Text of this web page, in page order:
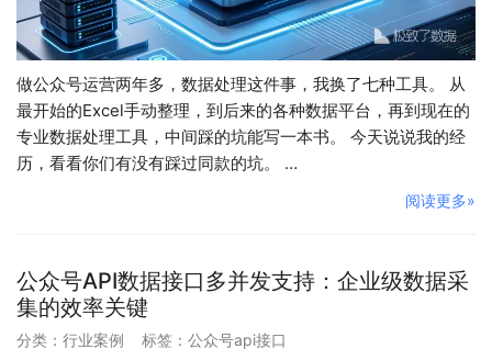
做公众号运营两年多，数据处理这件事，我换了七种工具。 从
最开始的Excel手动整理，到后来的各种数据平台，再到现在的
专业数据处理工具，中间踩的坑能写一本书。 今天说说我的经
历，看看你们有没有踩过同款的坑。 …
阅读更多»
公众号API数据接口多并发支持：企业级数据采
集的效率关键
分类： 行业案例 标签： 公众号api接口